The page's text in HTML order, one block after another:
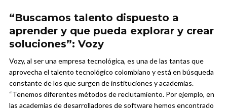
“Buscamos talento dispuesto a
aprender y que pueda explorar y crear
soluciones”: Vozy
Vozy, al ser una empresa tecnológica, es una de las tantas que
aprovecha el talento tecnológico colombiano y está en búsqueda
constante de los que surgen de instituciones y academias.
“Tenemos diferentes métodos de reclutamiento. Por ejemplo, en
las academias de desarrolladores de software hemos encontrado